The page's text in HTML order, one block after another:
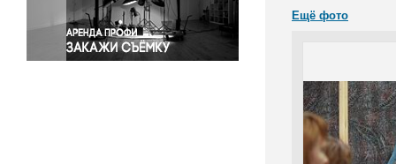
Экономика и бизнес
Ещё фото